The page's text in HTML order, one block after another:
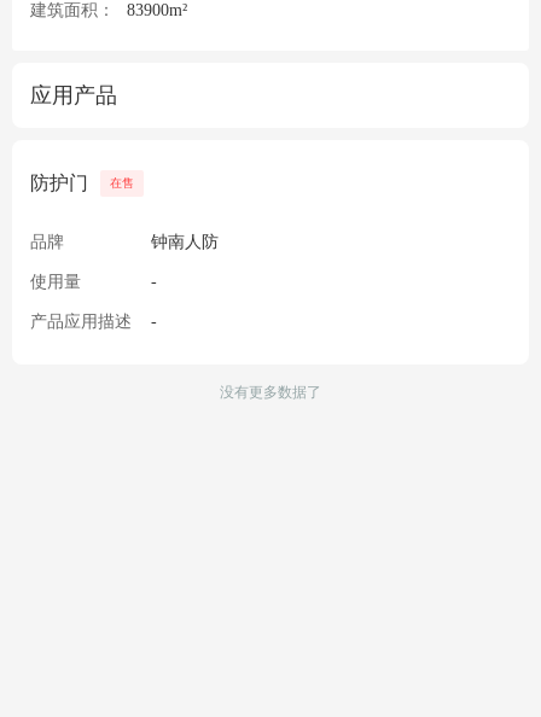
建筑面积：
83900m²
应用产品
防护门 在售
品牌 钟南人防
使用量 -
产品应用描述 -
没有更多数据了